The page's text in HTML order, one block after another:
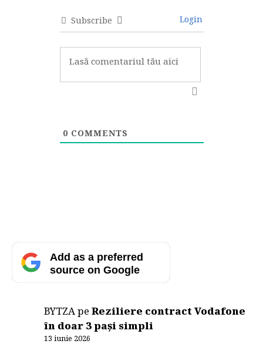
Subscribe Login
0 COMMENTS
Add as a preferred
source on Google
BYTZApeReziliere contract Vodafone
în doar 3 pași simpli
13 iunie 2026